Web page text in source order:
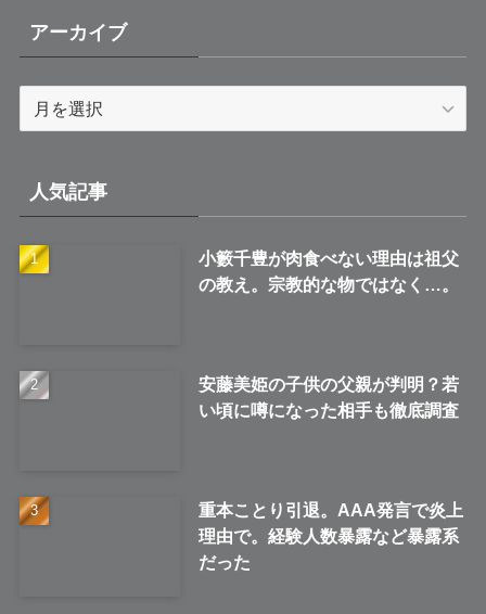
アーカイブ
ブ
人気記事
小籔千豊が肉食べない理由は祖父
の教え。宗教的な物ではなく…。
安藤美姫の子供の父親が判明？若
い頃に噂になった相手も徹底調査
重本ことり引退。AAA発言で炎上
理由で。経験人数暴露など暴露系
だった